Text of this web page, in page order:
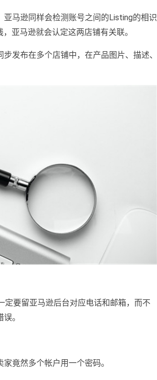
马逊同样会检测账号之间的Listing的相识
亚马逊就会认定这两店铺有关联。
发布在多个店铺中，在产品图片、描述、
要留亚马逊后台对应电话和邮箱，而不
。
竟然多个帐户用一个密码。